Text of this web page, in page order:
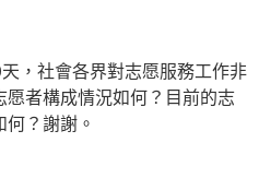
，社會各界對志愿服務工作非
者構成情況如何？目前的志
？謝謝。